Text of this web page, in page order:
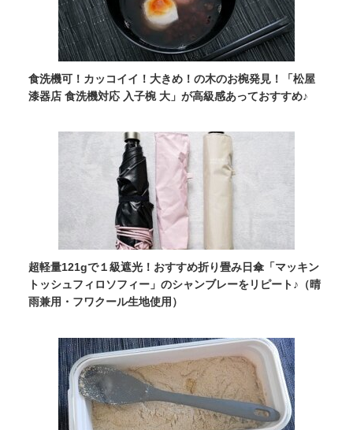
食洗機可！カッコイイ！大きめ！の木のお椀発見！「松屋
漆器店 食洗機対応 入子椀 大」が高級感あっておすすめ♪
超軽量121gで１級遮光！おすすめ折り畳み日傘「マッキン
トッシュフィロソフィー」のシャンブレーをリピート♪（晴
雨兼用・フワクール生地使用）